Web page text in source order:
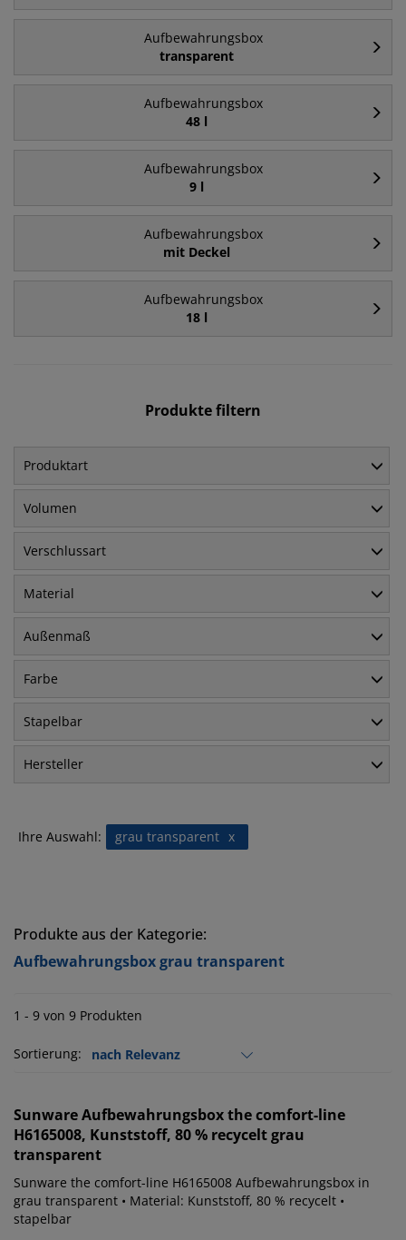
Aufbewahrungsbox
transparent
Aufbewahrungsbox
48 l
Aufbewahrungsbox
9 l
Aufbewahrungsbox
mit Deckel
Aufbewahrungsbox
18 l
Produkte filtern
Produktart
Volumen
Verschlussart
Material
Außenmaß
Farbe
Stapelbar
Hersteller
Ihre Auswahl: x
grau transparent
Produkte aus der Kategorie:
Aufbewahrungsbox grau transparent
1 - 9 von 9 Produkten
Sortierung:
SunwareAufbewahrungsbox the comfort-line
H6165008, Kunststoff, 80 % recycelt grau
transparent
Sunware the comfort-line H6165008 Aufbewahrungsbox in
grau transparent • Material: Kunststoff, 80 % recycelt •
stapelbar